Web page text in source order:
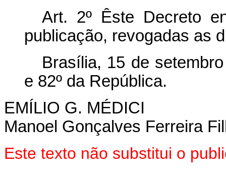
Art. 2º Êste Decreto
publicação, revogadas as
Brasília, 15 de
e 82º da República.
EMÍLIO G. MÉDICI
Manoel Gonçalves Ferreira
Este texto não substitui o